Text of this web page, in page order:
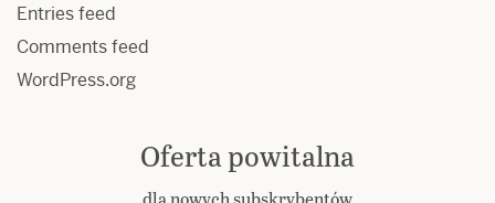
Entries feed
Comments feed
WordPress.org
Oferta powitalna
dla nowych subskrybentów